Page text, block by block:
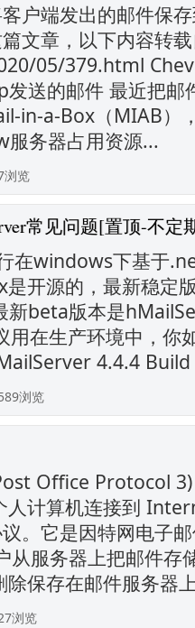
户端发出的邮件保
文章，以下内容转
05/379.html
发送的邮件 最近把邮
in-a-Box（MIAB）
务器占用资源...
浏览
常见问题[置顶-不定
在windows下基于
开源的，最新稳定
新beta版本是
在生产环境中，你
4.4.4
浏览
Office Protocol
人计算机连接到
。它是因特网电子
从服务器上把邮件存
保存在邮件服务器
浏览